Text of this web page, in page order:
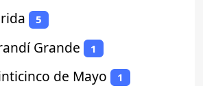
5
Grande 1
de Mayo 1